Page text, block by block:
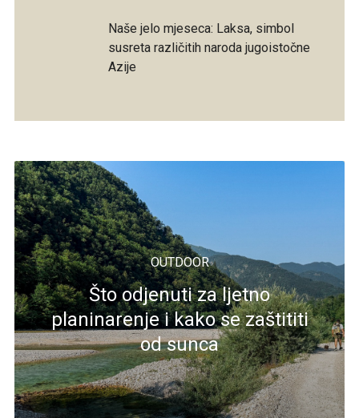
Naše jelo mjeseca: Laksa, simbol
susreta različitih naroda jugoistočne
Azije
OUTDOOR
Što odjenuti za ljetno
planinarenje i kako se zaštititi
od sunca